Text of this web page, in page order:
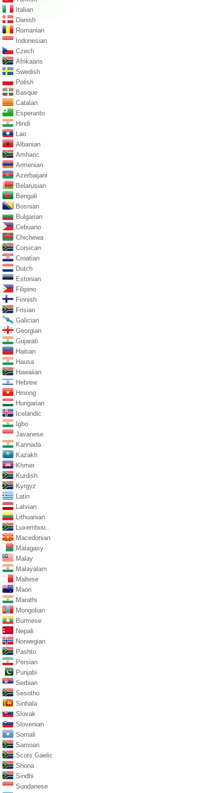
Italian
Danish
Romanian
Indonesian
Czech
Afrikaans
Swedish
Polish
Basque
Catalan
Esperanto
Hindi
Lao
Albanian
Amharic
Armenian
Azerbaijani
Belarusian
Bengali
Bosnian
Bulgarian
Cebuano
Chichewa
Corsican
Croatian
Dutch
Estonian
Filipino
Finnish
Frisian
Galician
Georgian
Gujarati
Haitian
Hausa
Hawaiian
Hebrew
Hmong
Hungarian
Icelandic
Igbo
Javanese
Kannada
Kazakh
Khmer
Kurdish
Kyrgyz
Latin
Latvian
Lithuanian
Luxembou..
Macedonian
Malagasy
Malay
Malayalam
Maltese
Maori
Marathi
Mongolian
Burmese
Nepali
Norwegian
Pashto
Persian
Punjabi
Serbian
Sesotho
Sinhala
Slovak
Slovenian
Somali
Samoan
Scots Gaelic
Shona
Sindhi
Sundanese